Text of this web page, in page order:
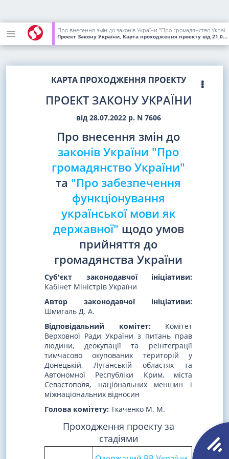
Про внесення змін до законів України "Про громадянство України" та "Про забезпечення функціонування української мови як державної" щодо умов прийняття до громадянства України
Проект Закону України, Карта проходження проекту від 21.03.2023
КАРТА ПРОХОДЖЕННЯ ПРОЕКТУ
ПРОЕКТ ЗАКОНУ УКРАЇНИ
від 28.07.2022 р. N 7606
Про внесення змін до
законів України "Про
громадянство України"
та "Про забезпечення
функціонування
української мови як
державної" щодо умов
прийняття до
громадянства України
Суб'єкт законодавчої ініціативи:
Кабінет Міністрів України
Автор законодавчої ініціативи:
Шмигаль Д. А.
Відповідальний комітет:Комітет
Верховної Ради України з питань прав
людини, деокупації та реінтеграції
тимчасово окупованих територій у
Донецькій, Луганській областях та
Автономної Республіки Крим, міста
Севастополя, національних меншин і
міжнаціональних відносин
Голова комітету: Ткаченко М. М.
Проходження проекту за
стадіями